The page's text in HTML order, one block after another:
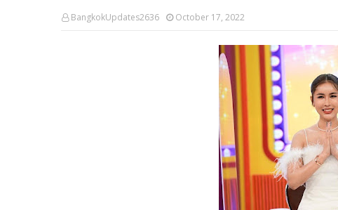
BangkokUpdates2636 October 17, 2022